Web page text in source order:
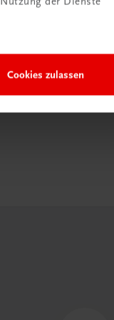
Cookies zulassen